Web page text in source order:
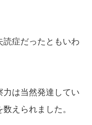
症だったともいわ
力は当然発達してい
えられました。